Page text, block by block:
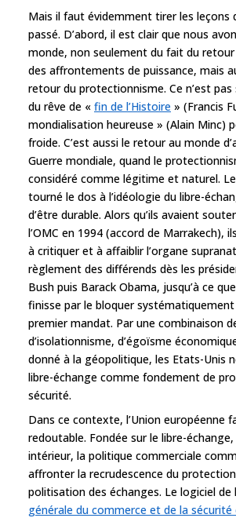
Mais il faut évidemment tirer les leçons
passé. D’abord, il est clair que nous
monde, non seulement du fait du
des affrontements de puissance, mais
retour du protectionnisme. Ce n’est
du rêve de « fin de l’Histoire » (Francis
mondialisation heureuse » (Alain Minc)
froide. C’est aussi le retour au monde
Guerre mondiale, quand le
considéré comme légitime et naturel.
tourné le dos à l’idéologie du libre-
d’être durable. Alors qu’ils avaient
l’OMC en 1994 (accord de Marrakech),
à critiquer et à affaiblir l’organe
règlement des différends dès les
Bush puis Barack Obama, jusqu’à ce
finisse par le bloquer
premier mandat. Par une combinaison
d’isolationnisme, d’égoïsme
donné à la géopolitique, les Etats-Unis
libre-échange comme fondement de
sécurité.
Dans ce contexte, l’Union européenne
redoutable. Fondée sur le libre-
intérieur, la politique commerciale
affronter la recrudescence du
politisation des échanges. Le logiciel de
générale du commerce et de la